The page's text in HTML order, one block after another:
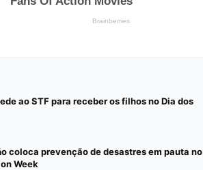
ao STF para receber os filhos no Dia dos
coloca prevenção de desastres em pauta no
Week